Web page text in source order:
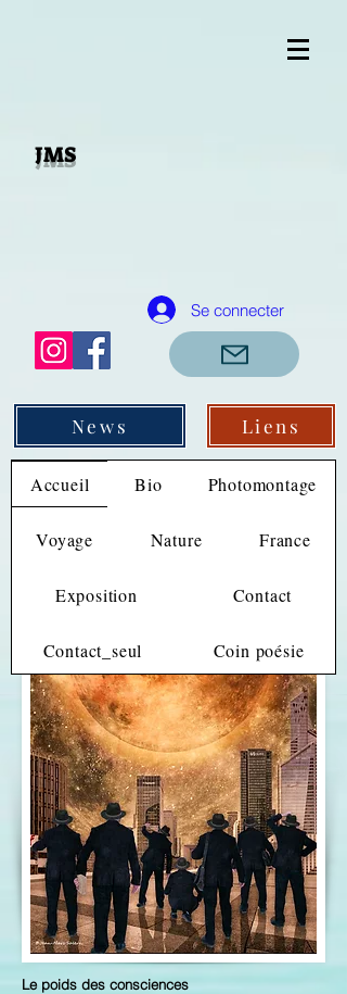
JMS
Se connecter
News Liens
Accueil Bio Photomontage
Voyage Nature France
Exposition Contact
Contact_seul Coin poésie
Le poids des consciences